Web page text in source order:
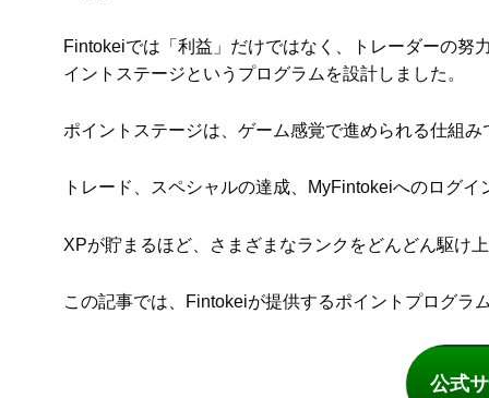
Fintokeiでは「利益」だけではなく、トレーダーの努
イントステージというプログラムを設計しました。
ポイントステージは、ゲーム感覚で進められる仕組み
トレード、スペシャルの達成、MyFintokeiへのログ
XPが貯まるほど、さまざまなランクをどんどん駆け上
この記事では、Fintokeiが提供するポイントプログラ
公式